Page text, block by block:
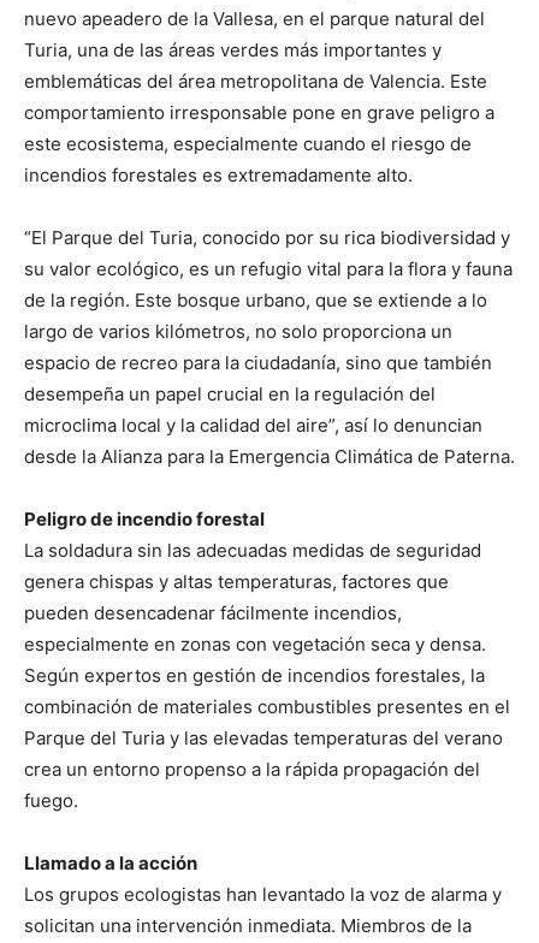
nuevo apeadero de la Vallesa, en el parque natural del
Turia, una de las áreas verdes más importantes y
emblemáticas del área metropolitana de Valencia. Este
comportamiento irresponsable pone en grave peligro a
este ecosistema, especialmente cuando el riesgo de
incendios forestales es extremadamente alto.
“El Parque del Turia, conocido por su rica biodiversidad y
su valor ecológico, es un refugio vital para la flora y fauna
de la región. Este bosque urbano, que se extiende a lo
largo de varios kilómetros, no solo proporciona un
espacio de recreo para la ciudadanía, sino que también
desempeña un papel crucial en la regulación del
microclima local y la calidad del aire”, así lo denuncian
desde la Alianza para la Emergencia Climática de Paterna.
Peligro de incendio forestal
La soldadura sin las adecuadas medidas de seguridad
genera chispas y altas temperaturas, factores que
pueden desencadenar fácilmente incendios,
especialmente en zonas con vegetación seca y densa.
Según expertos en gestión de incendios forestales, la
combinación de materiales combustibles presentes en el
Parque del Turia y las elevadas temperaturas del verano
crea un entorno propenso a la rápida propagación del
fuego.
Llamado a la acción
Los grupos ecologistas han levantado la voz de alarma y
solicitan una intervención inmediata. Miembros de la